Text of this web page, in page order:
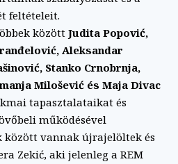
feltételeit.
között Judita Popović,
Aleksandar
Stanko Crnobrnja,
Milošević és Maja Divac
tapasztalataikat és
működésével
között vannak újrajelöltek és
Zekić, aki jelenleg a REM